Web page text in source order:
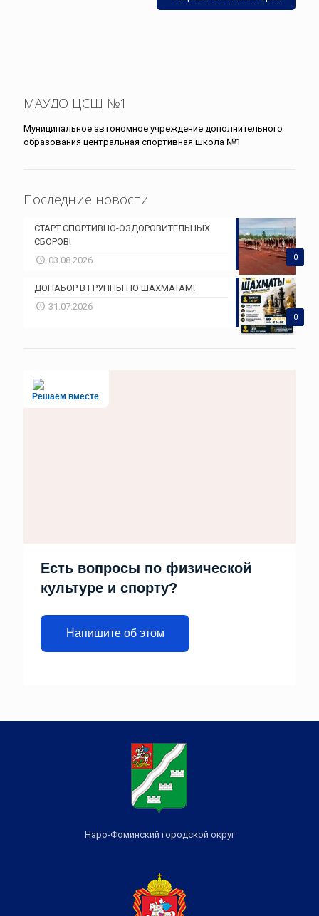
МАУДО ЦСШ №1
Муниципальное автономное учреждение дополнительного
образования центральная спортивная школа №1
Последние новости
0
СТАРТ СПОРТИВНО-ОЗДОРОВИТЕЛЬНЫХ
СБОРОВ!
03.08.2026
0
ДОНАБОР В ГРУППЫ ПО ШАХМАТАМ!
31.07.2026
Решаем вместе
Есть вопросы по физической
культуре и спорту?
Напишите об этом
Наро-Фоминский городской округ